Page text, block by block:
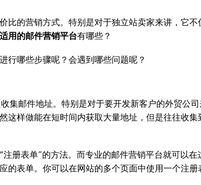
比的营销方式。特别是对于独立站卖家来讲，它
用的邮件营销平台有哪些？
行哪些步骤呢？会遇到哪些问题呢？
集邮件地址。特别是对于要开发新客户的外贸公
这样做能在短时间内获取大量地址，但是往往收
册表单”的方法。而专业的邮件营销平台就可以
的表单。你可以在网站的多个页面中使用一个注